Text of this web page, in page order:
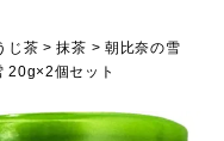
じ茶 抹茶
朝比奈の雪
20g×2個セット